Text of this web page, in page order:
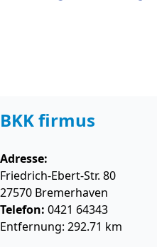
BKK firmus
Adresse:
Friedrich-Ebert-Str. 80
27570 Bremerhaven
Telefon: 0421 64343
Entfernung: 292.71 km